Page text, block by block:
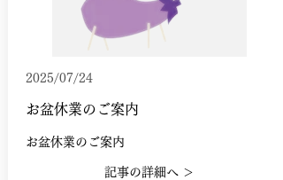
2025/07/24
お盆休業のご案内
お盆休業のご案内
記事の詳細へ ＞